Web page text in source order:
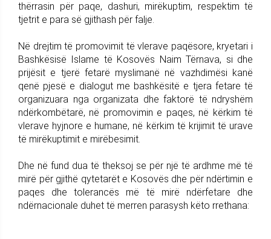
thërrasin për paqe, dashuri, mirëkuptim, respektim të
tjetrit e para së gjithash për falje.
Në drejtim të promovimit të vlerave paqësore, kryetari i
Bashkësisë Islame të Kosovës Naim Tërnava, si dhe
prijësit e tjerë fetarë myslimanë në vazhdimësi kanë
qenë pjesë e dialogut me bashkësitë e tjera fetare të
organizuara nga organizata dhe faktorë të ndryshëm
ndërkombëtarë, në promovimin e paqes, në kërkim të
vlerave hyjnore e humane, në kërkim të krijimit të urave
të mirëkuptimit e mirëbesimit.
Dhe në fund dua të theksoj se për një të ardhme më të
mirë për gjithë qytetarët e Kosovës dhe për ndërtimin e
paqes dhe tolerancës më të mirë ndërfetare dhe
ndërnacionale duhet të merren parasysh këto rrethana: